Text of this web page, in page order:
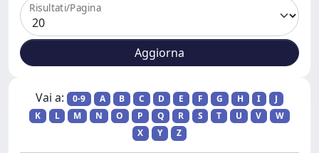
Risultati/Pagina
Vai a: 0-9 A B C D E F G H I
J
K
L M N O P Q R S T U V
W
X
Y Z